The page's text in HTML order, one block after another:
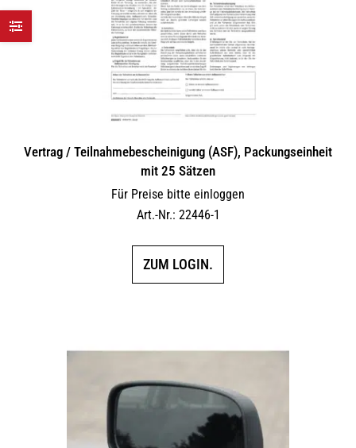
Vertrag / Teilnahme­bescheinigung (ASF), Packungseinheit
mit 25 Sätzen
Für Preise bitte einloggen
Art.-Nr.: 22446-1
ZUM LOGIN.